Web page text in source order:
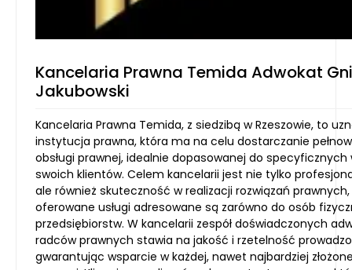
Kancelaria Prawna Temida Adwokat
Jakubowski
Kancelaria Prawna Temida, z siedzibą w Rzeszowie, to
instytucja prawna, która ma na celu dostarczanie
obsługi prawnej, idealnie dopasowanej do
swoich klientów. Celem kancelarii jest nie tylko
ale również skuteczność w realizacji rozwiązań
oferowane usługi adresowane są zarówno do osób
przedsiębiorstw. W kancelarii zespół doświadczonych
radców prawnych stawia na jakość i rzetelność
gwarantując wsparcie w każdej, nawet najbardziej